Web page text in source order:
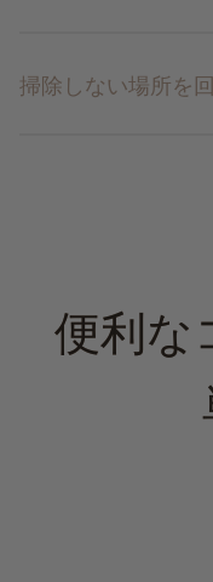
掃除しない場所を
便利な